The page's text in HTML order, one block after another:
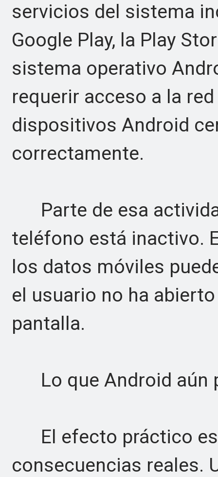
servicios del sistema
Google Play, la Play
sistema operativo
requerir acceso a la
dispositivos Android
correctamente.
Parte de esa
teléfono está inactivo.
los datos móviles
el usuario no ha
pantalla.
Lo que Android aún
El efecto práctico es
consecuencias reales.